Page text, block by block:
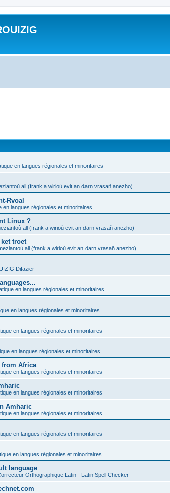
en langues régionales et minoritaires
all (frank a wirioù evit an darn vrasañ anezho)
Rvoal
en langues régionales et minoritaires
Linux ?
all (frank a wirioù evit an darn vrasañ anezho)
troet
all (frank a wirioù evit an darn vrasañ anezho)
Difazier
en langues régionales et minoritaires
en langues régionales et minoritaires
en langues régionales et minoritaires
en langues régionales et minoritaires
from Africa
en langues régionales et minoritaires
en langues régionales et minoritaires
Amharic
en langues régionales et minoritaires
en langues régionales et minoritaires
en langues régionales et minoritaires
language
Orthographique Latin - Latin Spell Checker